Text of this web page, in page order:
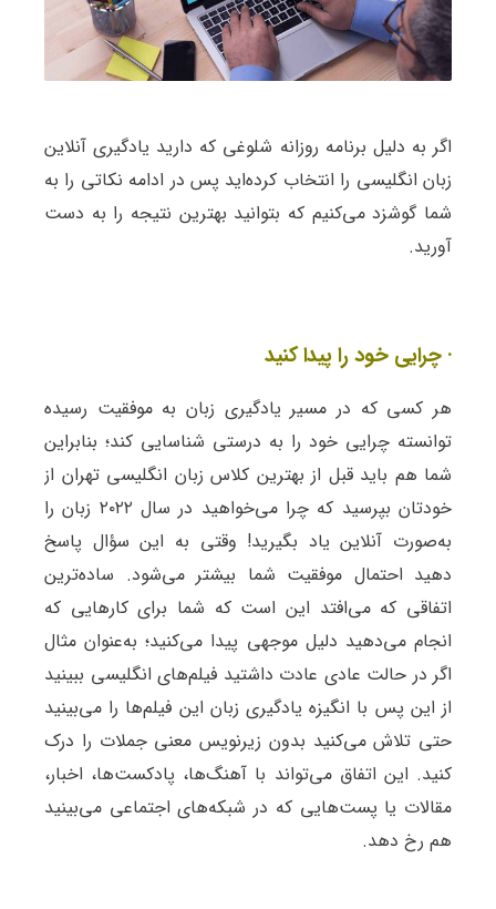
اگر به دلیل برنامه روزانه شلوغی که دارید یادگیری آنلاین
زبان انگلیسی را انتخاب کرده‌اید پس در ادامه نکاتی را به
شما گوشزد می‌کنیم که بتوانید بهترین نتیجه را به دست
آورید.
· چرایی خود را پیدا کنید
هر کسی که در مسیر یادگیری زبان به موفقیت رسیده
توانسته چرایی خود را به درستی شناسایی کند؛ بنابراین
شما هم باید قبل از بهترین کلاس زبان انگلیسی تهران از
خودتان بپرسید که چرا می‌خواهید در سال ۲۰۲۲ زبان را
به‌صورت آنلاین یاد بگیرید! وقتی به این سؤال پاسخ
دهید احتمال موفقیت شما بیشتر می‌شود. ساده‌ترین
اتفاقی که می‌افتد این است که شما برای کارهایی که
انجام می‌دهید دلیل موجهی پیدا می‌کنید؛ به‌عنوان مثال
اگر در حالت عادی عادت داشتید فیلم‌های انگلیسی ببینید
از این پس با انگیزه یادگیری زبان این فیلم‌ها را می‌بینید
حتی تلاش می‌کنید بدون زیرنویس معنی جملات را درک
کنید. این اتفاق می‌تواند با آهنگ‌ها، پادکست‌ها، اخبار،
مقالات یا پست‌هایی که در شبکه‌های اجتماعی می‌بینید
هم رخ دهد.